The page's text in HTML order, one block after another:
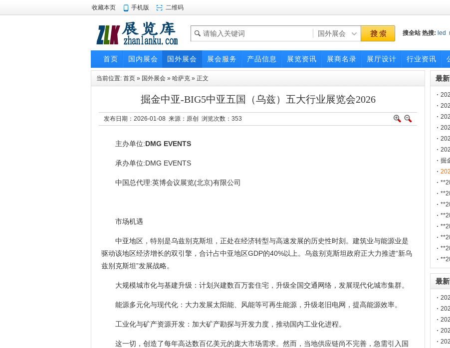
收藏本页 手机版 二维码
搜全站 热搜: led
首页 国内展会 国外展会 展会服务 产品信息 展览资讯 展商名录 展厅设计 行业资讯
当前位置: 首页 » 国外展会 » 哈萨克 » 正文
掘金中亚-BIG5中亚五国（乌兹）五大行业展览会2026
发布日期：2026-01-08 来源：原创 浏览次数： 353
主办单位:DMG EVENTS
承办单位:DMG EVENTS
中国总代理:英博会议展览(北京)有限公司
市场机遇
中亚地区，特别是乌兹别克斯坦，正处在经济转型与高速发展的历史性时刻。建筑业与能源业是
驱动该地区经济增长的双引擎，合计占中亚地区GDP的40%以上。乌兹别克斯坦政府正大力推进“新乌
兹别克斯坦”发展战略。
大规模城市化与基建升级：计划兴建数百万套住宅，升级全国交通网络，发展现代化城市集群。
能源多元化与现代化：大力发展太阳能、风能等可再生能源，升级老旧电网，提高能源效率。
工业化与矿产资源开发：加大矿产勘探与开发力度，推动国内工业化进程。
这一切，创造了每年高达数百亿美元的庞大市场需求。然而，当地供应链尚不完善，急需引入国
最
药
展
掘
源
控
展
泵
展
建
道
最
博